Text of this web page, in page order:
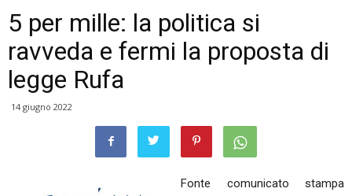
5 per mille: la politica si
ravveda e fermi la proposta di
legge Rufa
14 giugno 2022
Fonte comunicato stampa